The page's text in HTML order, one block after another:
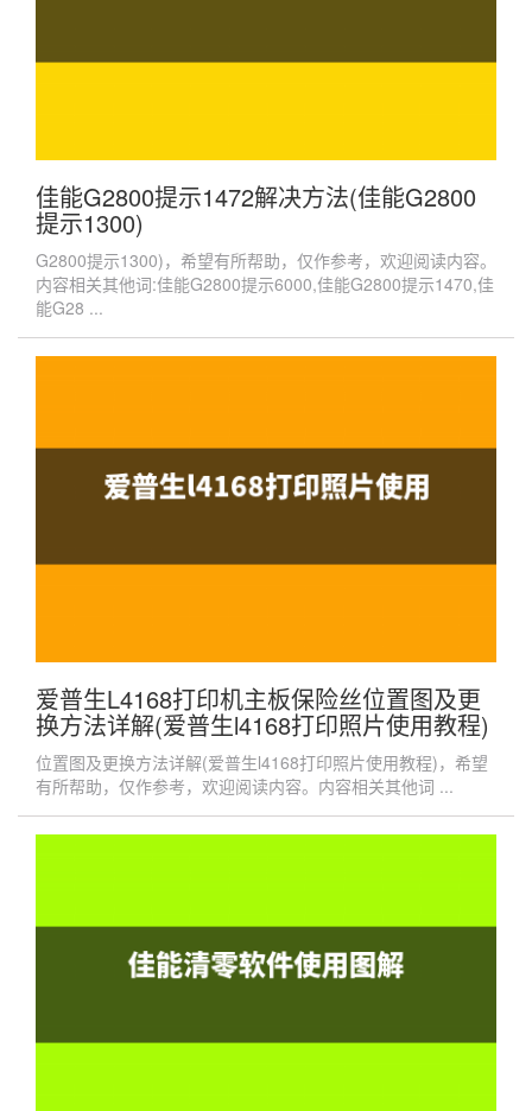
佳能G2800提示1472解决方法(佳能G2800
提示1300)
G2800提示1300)，希望有所帮助，仅作参考，欢迎阅读内容。
内容相关其他词:佳能G2800提示6000,佳能G2800提示1470,佳
能G28 ...
爱普生L4168打印机主板保险丝位置图及更
换方法详解(爱普生l4168打印照片使用教程)
位置图及更换方法详解(爱普生l4168打印照片使用教程)，希望
有所帮助，仅作参考，欢迎阅读内容。内容相关其他词 ...